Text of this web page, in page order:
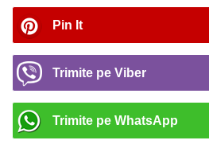
Pin It
Trimite pe Viber
Trimite pe WhatsApp